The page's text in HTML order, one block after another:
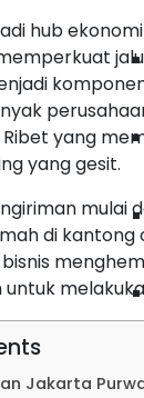
hub
yang
yang gesit.
mulai
di kantong
Jakarta